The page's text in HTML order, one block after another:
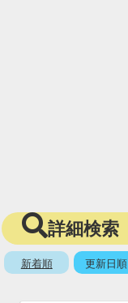
詳細検索
新着順 更新日順